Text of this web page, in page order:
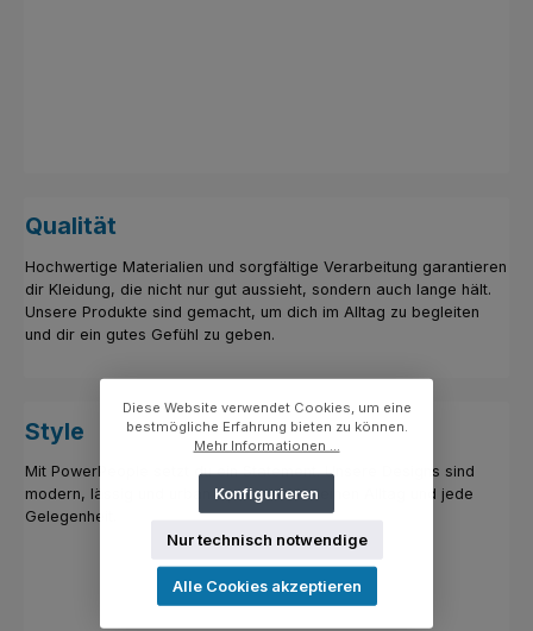
Qualität
Hochwertige Materialien und sorgfältige Verarbeitung garantieren
dir Kleidung, die nicht nur gut aussieht, sondern auch lange hält.
Unsere Produkte sind gemacht, um dich im Alltag zu begleiten
und dir ein gutes Gefühl zu geben.
Style
Mit PowerPeople setzt du ein Statement. Unsere Designs sind
modern, lässig und urban – perfekt für deinen Alltag und jede
Gelegenheit.
Diese Website verwendet Cookies, um eine
bestmögliche Erfahrung bieten zu können.
Mehr Informationen ...
Nur technisch notwendige
Konfigurieren
Alle Cookies akzeptieren